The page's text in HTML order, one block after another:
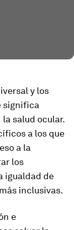
y los
significa
salud ocular.
a los que
a la
los
igualdad de
inclusivas.
e